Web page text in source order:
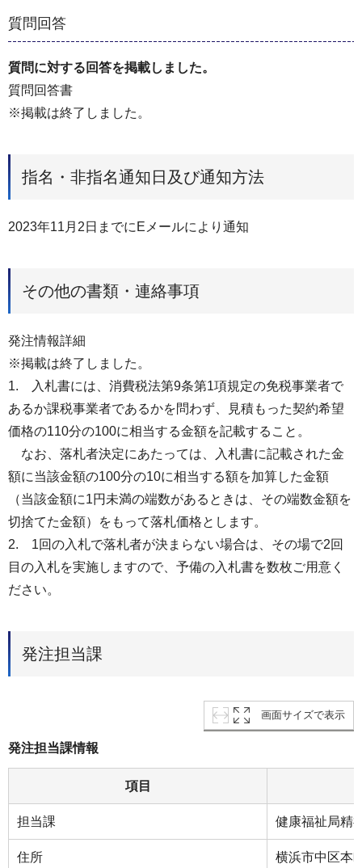
質問回答
質問に対する回答を掲載しました。
質問回答書
※掲載は終了しました。
指名・非指名通知日及び通知方法
2023年11月2日までにEメールにより通知
その他の書類・連絡事項
発注情報詳細
※掲載は終了しました。
1. 入札書には、消費税法第9条第1項規定の免税事業者で
あるか課税事業者であるかを問わず、見積もった契約希望
価格の110分の100に相当する金額を記載すること。
なお、落札者決定にあたっては、入札書に記載された金
額に当該金額の100分の10に相当する額を加算した金額
（当該金額に1円未満の端数があるときは、その端数金額を
切捨てた金額）をもって落札価格とします。
2. 1回の入札で落札者が決まらない場合は、その場で2回
目の入札を実施しますので、予備の入札書を数枚ご用意く
ださい。
発注担当課
画面サイズで表示
発注担当課情報
項目
担当課 健康福祉局精
住所 横浜市中区本